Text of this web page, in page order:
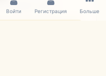
Войдите здесь.
Войти Регистрация Больше